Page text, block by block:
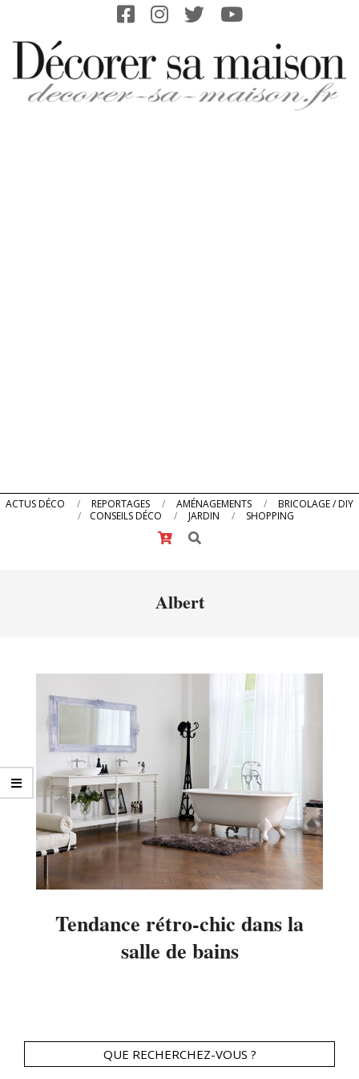
content
Primary
ACTUS DÉCO REPORTAGES AMÉNAGEMENTS
BRICOLAGE / DIY
CONSEILS DÉCO
JARDIN
SHOPPING
Search
Albert
Tendance rétro-chic dans la
salle de bains
QUE RECHERCHEZ-VOUS ?